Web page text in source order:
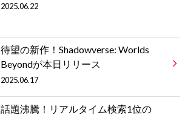
2025.06.22
待望の新作！Shadowverse: Worlds
Beyondが本日リリース
2025.06.17
話題沸騰！リアルタイム検索1位の